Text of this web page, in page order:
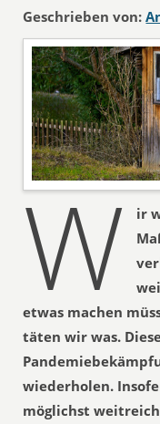
Geschrieben von:
W
ir
etwas machen
täten wir was.
wiederholen.
möglichst